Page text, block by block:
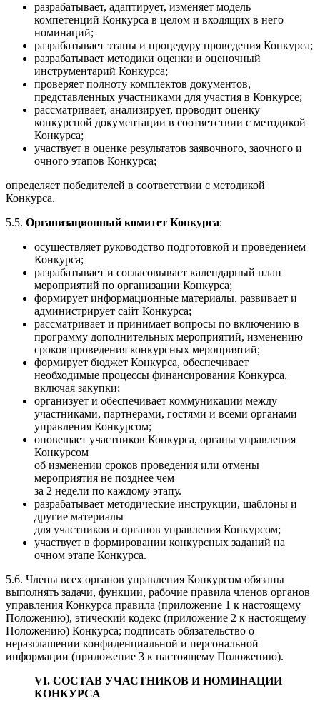
разрабатывает, адаптирует, изменяет модель
компетенций Конкурса в целом и входящих в него
номинаций;
разрабатывает этапы и процедуру проведения Конкурса;
разрабатывает методики оценки и оценочный
инструментарий Конкурса;
проверяет полноту комплектов документов,
представленных участниками для участия в Конкурсе;
рассматривает, анализирует, проводит оценку
конкурсной документации в соответствии с методикой
Конкурса;
участвует в оценке результатов заявочного, заочного и
очного этапов Конкурса;
определяет победителей в соответствии с методикой
Конкурса.
5.5. Организационный комитет Конкурса:
осуществляет руководство подготовкой и проведением
Конкурса;
разрабатывает и согласовывает календарный план
мероприятий по организации Конкурса;
формирует информационные материалы, развивает и
администрирует сайт Конкурса;
рассматривает и принимает вопросы по включению в
программу дополнительных мероприятий, изменению
сроков проведения конкурсных мероприятий;
формирует бюджет Конкурса, обеспечивает
необходимые процессы финансирования Конкурса,
включая закупки;
организует и обеспечивает коммуникации между
участниками, партнерами, гостями и всеми органами
управления Конкурсом;
оповещает участников Конкурса, органы управления
Конкурсом
об изменении сроков проведения или отмены
мероприятия не позднее чем
за 2 недели по каждому этапу.
разрабатывает методические инструкции, шаблоны и
другие материалы
для участников и органов управления Конкурсом;
участвует в формировании конкурсных заданий на
очном этапе Конкурса.
5.6. Члены всех органов управления Конкурсом обязаны
выполнять задачи, функции, рабочие правила членов органов
управления Конкурса правила (приложение 1 к настоящему
Положению), этический кодекс (приложение 2 к настоящему
Положению) Конкурса; подписать обязательство о
неразглашении конфиденциальной и персональной
информации (приложение 3 к настоящему Положению).
VI. СОСТАВ УЧАСТНИКОВ И НОМИНАЦИИ
КОНКУРСА